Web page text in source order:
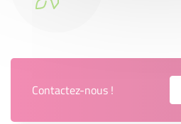
Contactez-nous !